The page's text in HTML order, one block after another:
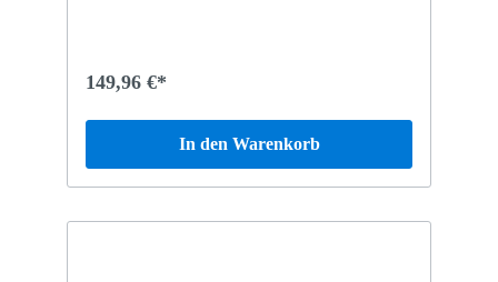
149,96 €*
In den Warenkorb